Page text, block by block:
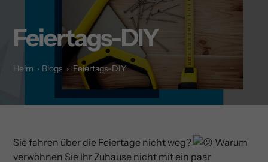
Feiertags-DIY
Heim Blogs Feiertags-DIY
Sie fahren über die Feiertage nicht weg?
Warum
verwöhnen Sie Ihr Zuhause nicht mit ein paar